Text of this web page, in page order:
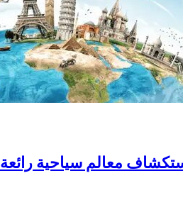
معالم سياحية